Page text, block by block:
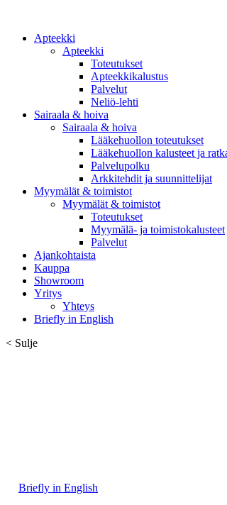
Apteekki
Apteekki
Toteutukset
Apteekkikalustus
Palvelut
Neliö-lehti
Sairaala & hoiva
Sairaala & hoiva
Lääkehuollon toteutukset
Lääkehuollon kalusteet ja
Palvelupolku
Arkkitehdit ja suunnittelijat
Myymälät & toimistot
Myymälät & toimistot
Toteutukset
Myymälä- ja toimistokalusteet
Palvelut
Ajankohtaista
Kauppa
Showroom
Yritys
Yhteys
Briefly in English
< Sulje
Briefly in English